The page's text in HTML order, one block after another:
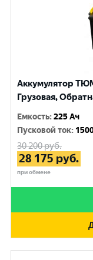
Аккумулятор
Грузовая,
Емкость:225 Ач
Пусковой ток:
30 200руб.
28 175 руб.
при обмене